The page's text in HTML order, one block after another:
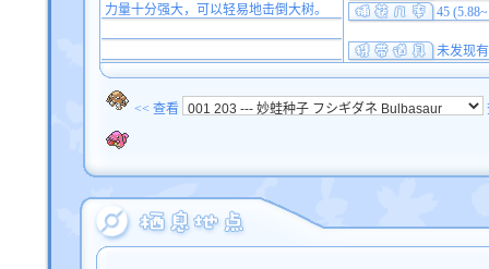
45
未发现
力量十分强大，可以轻易地击倒大树。
<< 查看